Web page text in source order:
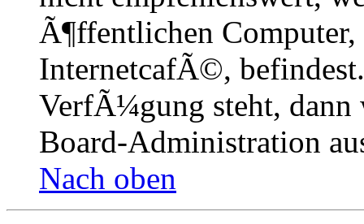
Ã¶ffentlichen
InternetcafÃ©,
VerfÃ¼gung steht, dann
Board-Administration
Nach oben